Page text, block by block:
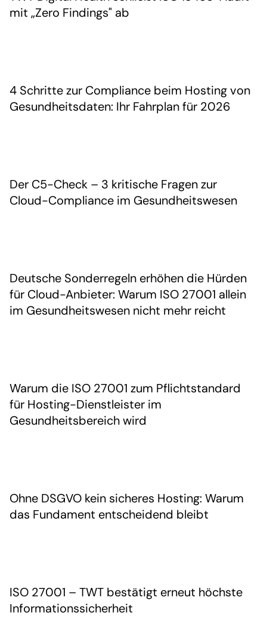
mit „Zero Findings" ab
4 Schritte zur Compliance beim Hosting von
Gesundheitsdaten: Ihr Fahrplan für 2026
Der C5-Check – 3 kritische Fragen zur
Cloud-Compliance im Gesundheitswesen
Deutsche Sonderregeln erhöhen die Hürden
für Cloud-Anbieter: Warum ISO 27001 allein
im Gesundheitswesen nicht mehr reicht
Warum die ISO 27001 zum Pflichtstandard
für Hosting-Dienstleister im
Gesundheitsbereich wird
Ohne DSGVO kein sicheres Hosting: Warum
das Fundament entscheidend bleibt
ISO 27001 – TWT bestätigt erneut höchste
Informationssicherheit